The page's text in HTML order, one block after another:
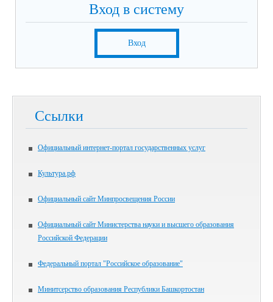
Вход в систему
Вход
Ссылки
Официальный интернет-портал государственных услуг
Культура.рф
Официальный сайт Минпросвещения России
Официальный сайт Министерства науки и высшего образования
Российской Федерации
Федеральный портал "Российское образование"
Минитсерство образования Республики Башкортостан